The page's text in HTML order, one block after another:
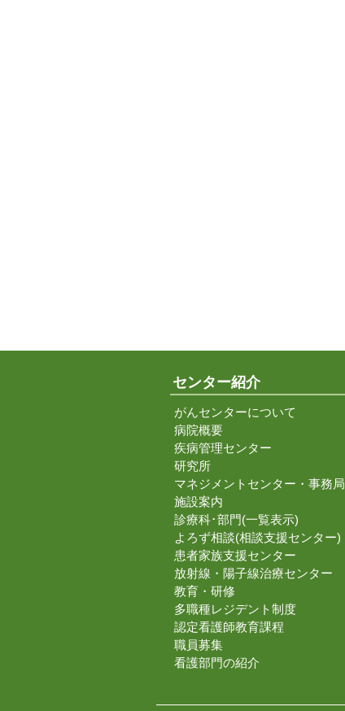
センター紹介
がんセンターについて
病院概要
疾病管理センター
研究所
マネジメントセンター・事務局
施設案内
診療科･部門(一覧表示)
よろず相談(相談支援センター)
患者家族支援センター
放射線・陽子線治療センター
教育・研修
多職種レジデント制度
認定看護師教育課程
職員募集
看護部門の紹介